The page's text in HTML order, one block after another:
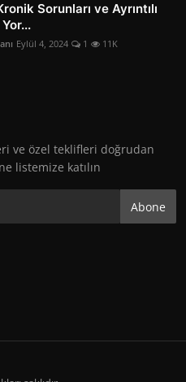
Sorunları ve Ayrıntılı
Yor...
Eylül 4, 2024 1 11K
ve özel teklifleri doğrudan
listemize katılın
Abone